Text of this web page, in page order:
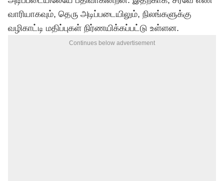
வாரியாகவும், தெரு அடிப்படையிலும், நிலங்களுக்கு
வழிகாட்டி மதிப்புகள் நிர்ணயிக்கப்பட்டு உள்ளன.
Continues below advertisement